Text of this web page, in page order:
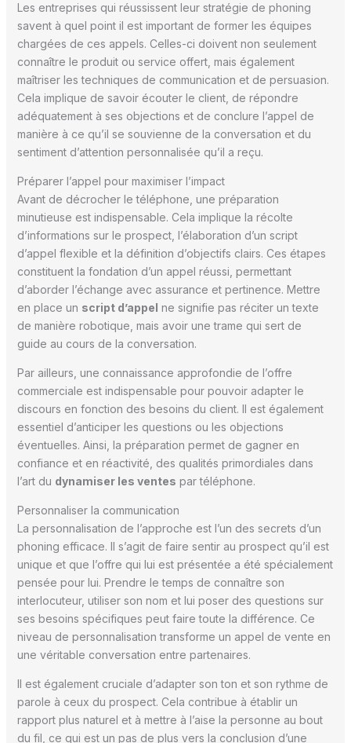
Les entreprises qui réussissent leur stratégie de phoning
savent à quel point il est important de former les équipes
chargées de ces appels. Celles-ci doivent non seulement
connaître le produit ou service offert, mais également
maîtriser les techniques de communication et de persuasion.
Cela implique de savoir écouter le client, de répondre
adéquatement à ses objections et de conclure l’appel de
manière à ce qu’il se souvienne de la conversation et du
sentiment d’attention personnalisée qu’il a reçu.
Préparer l’appel pour maximiser l’impact
Avant de décrocher le téléphone, une préparation
minutieuse est indispensable. Cela implique la récolte
d’informations sur le prospect, l’élaboration d’un script
d’appel flexible et la définition d’objectifs clairs. Ces étapes
constituent la fondation d’un appel réussi, permettant
d’aborder l’échange avec assurance et pertinence. Mettre
en place un script d’appel ne signifie pas réciter un texte
de manière robotique, mais avoir une trame qui sert de
guide au cours de la conversation.
Par ailleurs, une connaissance approfondie de l’offre
commerciale est indispensable pour pouvoir adapter le
discours en fonction des besoins du client. Il est également
essentiel d’anticiper les questions ou les objections
éventuelles. Ainsi, la préparation permet de gagner en
confiance et en réactivité, des qualités primordiales dans
l’art du dynamiser les ventes par téléphone.
Personnaliser la communication
La personnalisation de l’approche est l’un des secrets d’un
phoning efficace. Il s’agit de faire sentir au prospect qu’il est
unique et que l’offre qui lui est présentée a été spécialement
pensée pour lui. Prendre le temps de connaître son
interlocuteur, utiliser son nom et lui poser des questions sur
ses besoins spécifiques peut faire toute la différence. Ce
niveau de personnalisation transforme un appel de vente en
une véritable conversation entre partenaires.
Il est également cruciale d’adapter son ton et son rythme de
parole à ceux du prospect. Cela contribue à établir un
rapport plus naturel et à mettre à l’aise la personne au bout
du fil, ce qui est un pas de plus vers la conclusion d’une